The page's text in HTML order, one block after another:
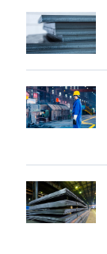
трамвайних
колій
Ярославля
Європі
виживуть
тільки
ЕДП:
PwC
Продажі
автомобілів
в
липні
з
Ціни
на
котушку